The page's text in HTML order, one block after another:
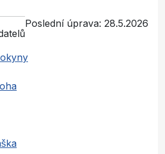
Poslední úprava: 28.5.2026